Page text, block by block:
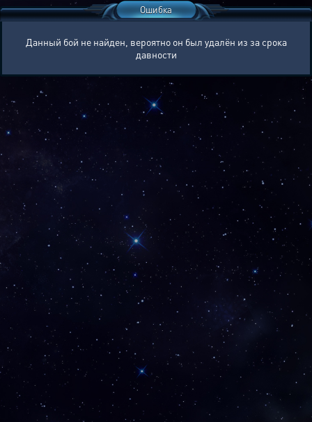
Ошибка
Данный бой не найден, вероятно он был удалён из за срока
давности